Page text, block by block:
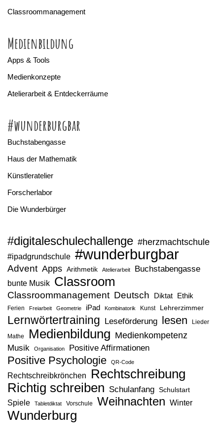
Classroommanagement
Medienbildung
Apps & Tools
Medienkonzepte
Atelierarbeit & Entdeckerräume
#wunderburgbar
Buchstabengasse
Haus der Mathematik
Künstleratelier
Forscherlabor
Die Wunderbürger
#digitaleschulechallenge #herzmachtschule
#ipadgrundschule #wunderburgbar
Advent Apps Arithmetik Atelierarbeit Buchstabengasse
bunte Musik Classroom
Classroommanagement Deutsch Diktat Ethik
Ferien Freiarbeit Geometrie iPad Kombinatorik Kunst Lehrerzimmer
Lernwörtertraining Leseförderung lesen Lieder
Mathe Medienbildung Medienkompetenz
Musik Organisation Positive Affirmationen
Positive Psychologie QR-Code
Rechtschreibkrönchen Rechtschreibung
Richtig schreiben Schulanfang Schulstart
Spiele Tabletdiktat Vorschule Weihnachten Winter
Wunderburg